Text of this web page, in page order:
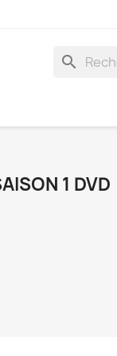
search
1 DVD